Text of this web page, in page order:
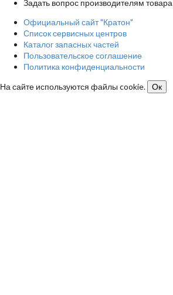
Задать вопрос производителям товара
Официальный сайт "Кратон"
Список сервисных центров
Каталог запасных частей
Пользовательское соглашение
Политика конфиденциальности
На сайте используются файлы cookie.
Ок